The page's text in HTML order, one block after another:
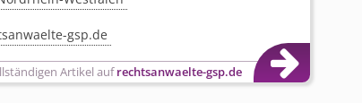
Artikel aufrechtsanwaelte-gsp.de
gsp.de